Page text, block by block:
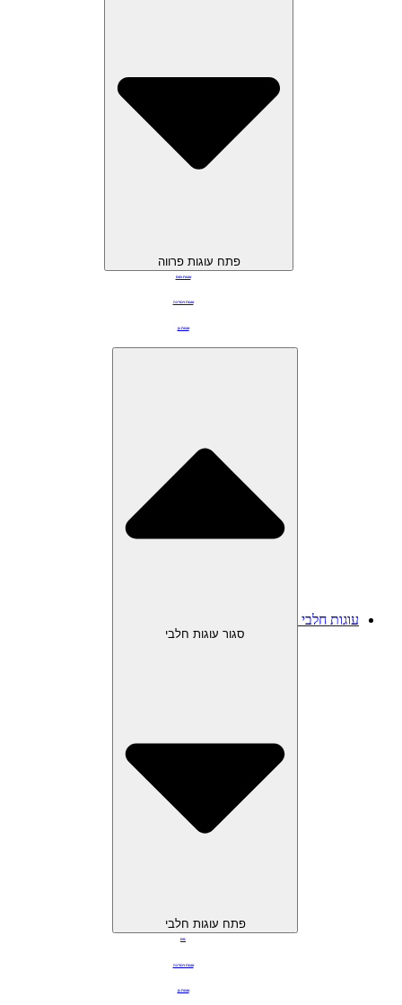
פתח עוגות פרווה
עוגות מוס
עוגות ויטרינה
עוגות גן
עוגות חלבי
סגור עוגות חלבי
פתח עוגות חלבי
פס
עוגות ויטרינה
עוגות גן